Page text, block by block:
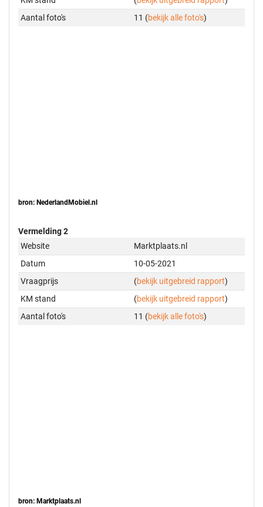
Aantal foto's
11 (bekijk alle foto's)
bron: NederlandMobiel.nl
Vermelding 2
Website
Marktplaats.nl
Datum
10-05-2021
Vraagprijs
(bekijk uitgebreid rapport)
KM stand
(bekijk uitgebreid rapport)
Aantal foto's
11 (bekijk alle foto's)
bron: Marktplaats.nl